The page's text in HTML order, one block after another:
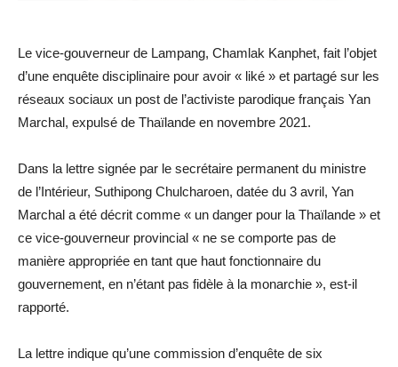
Le vice-gouverneur de Lampang, Chamlak Kanphet, fait l’objet
d’une enquête disciplinaire pour avoir « liké » et partagé sur les
réseaux sociaux un post de l’activiste parodique français Yan
Marchal, expulsé de Thaïlande en novembre 2021.
Dans la lettre signée par le secrétaire permanent du ministre
de l’Intérieur, Suthipong Chulcharoen, datée du 3 avril, Yan
Marchal a été décrit comme « un danger pour la Thaïlande » et
ce vice-gouverneur provincial « ne se comporte pas de
manière appropriée en tant que haut fonctionnaire du
gouvernement, en n’étant pas fidèle à la monarchie », est-il
rapporté.
La lettre indique qu’une commission d’enquête de six